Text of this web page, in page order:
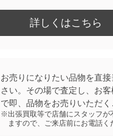
詳しくはこちら
お売りになりたい品物を直
さい。その場で査定し、お
で即、品物をお売りいただく
※出張買取等で店舗にスタッフが
ますので、ご来店前にお電話く